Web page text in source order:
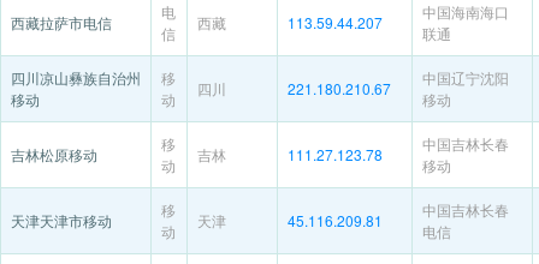
西藏拉萨市电信
电
信
西藏 113.59.44.207
中国海南海口
联通
四川凉山彝族自治州
移动
移
动
四川 221.180.210.67
中国辽宁沈阳
移动
吉林松原移动
移
动
吉林 111.27.123.78
中国吉林长春
移动
天津天津市移动
移
动
天津 45.116.209.81
中国吉林长春
电信